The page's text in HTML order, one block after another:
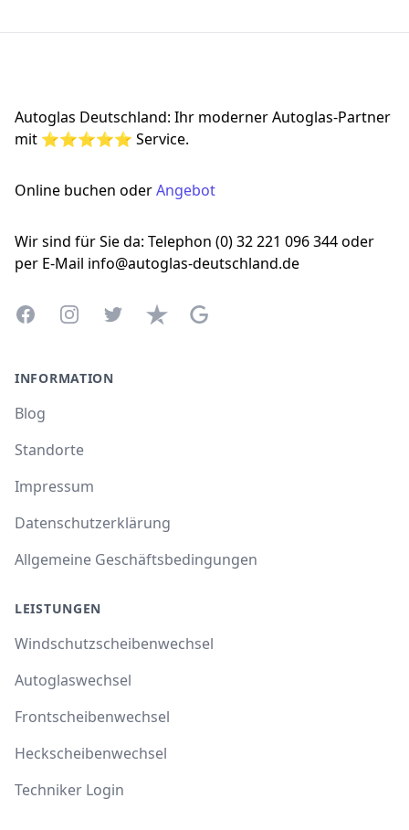
Autoglas Deutschland: Ihr moderner Autoglas-Partner
mit ⭐⭐⭐⭐⭐ Service.
Online buchen oderAngebot
Wir sind für Sie da: Telephon (0) 32 221 096 344 oder
per E-Mail info@autoglas-deutschland.de
FacebookInstagramTwitterTrustpilotGoogle Business Profile
INFORMATION
Blog
Standorte
Impressum
Datenschutzerklärung
Allgemeine Geschäftsbedingungen
LEISTUNGEN
Windschutzscheibenwechsel
Autoglaswechsel
Frontscheibenwechsel
Heckscheibenwechsel
Techniker Login